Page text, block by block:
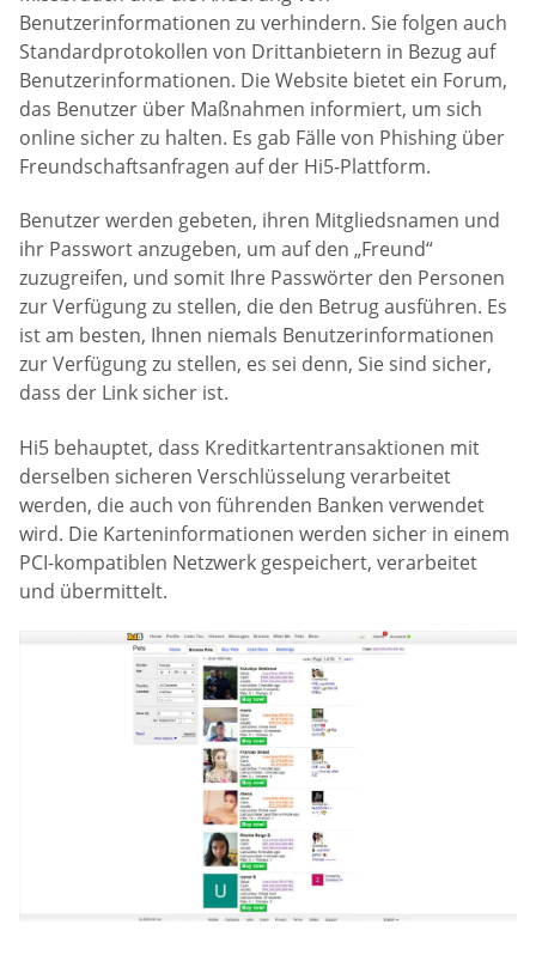
Benutzerinformationen zu verhindern. Sie folgen auch
Standardprotokollen von Drittanbietern in Bezug auf
Benutzerinformationen. Die Website bietet ein Forum,
das Benutzer über Maßnahmen informiert, um sich
online sicher zu halten. Es gab Fälle von Phishing über
Freundschaftsanfragen auf der Hi5-Plattform.
Benutzer werden gebeten, ihren Mitgliedsnamen und
ihr Passwort anzugeben, um auf den „Freund“
zuzugreifen, und somit Ihre Passwörter den Personen
zur Verfügung zu stellen, die den Betrug ausführen. Es
ist am besten, Ihnen niemals Benutzerinformationen
zur Verfügung zu stellen, es sei denn, Sie sind sicher,
dass der Link sicher ist.
Hi5 behauptet, dass Kreditkartentransaktionen mit
derselben sicheren Verschlüsselung verarbeitet
werden, die auch von führenden Banken verwendet
wird. Die Karteninformationen werden sicher in einem
PCI-kompatiblen Netzwerk gespeichert, verarbeitet
und übermittelt.